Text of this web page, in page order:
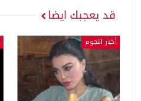
قد يعجبك ايضا
أخبار النجوم